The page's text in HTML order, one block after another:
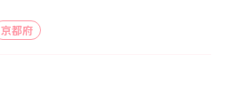
京都府